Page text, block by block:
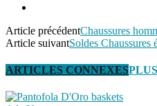
Article précédentChaussures
Article suivantSoldes Chaussures
ARTICLES CONNEXES